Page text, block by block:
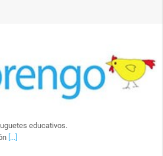
educativos.
[...]